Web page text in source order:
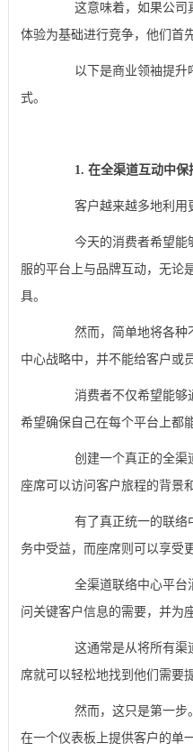
这意味着，如果公司
体验为基础进行竞争，他们首
以下是商业领袖提升
式。
1. 在全渠道互动中保
客户越来越多地利用更
今天的消费者希望能
服的平台上与品牌互动，无论
具。
然而，简单地将各种
中心战略中，并不能给客户或
消费者不仅希望能够
希望确保自己在每个平台上都
创建一个真正的全渠道
座席可以访问客户旅程的背景
有了真正统一的联络
务中受益，而座席则可以享受
全渠道联络中心平台
问关键客户信息的需要，并为
这通常是从将所有渠
席就可以轻松地找到他们需要
然而，这只是第一步。
在一个仪表板上提供客户的单